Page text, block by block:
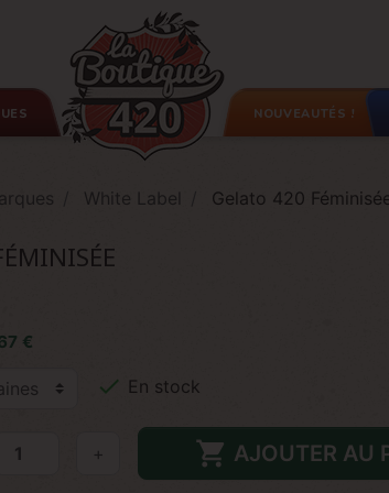
NOUVEAUTÉS !
White Label Gelato 420
€
 En stock
+  AJOUTER AU